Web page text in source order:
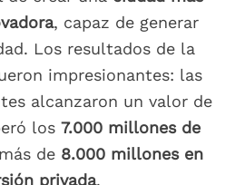
, capaz de generar
Los resultados de la
impresionantes: las
alcanzaron un valor de
los 7.000 millones de
de 8.000 millones en
privada.